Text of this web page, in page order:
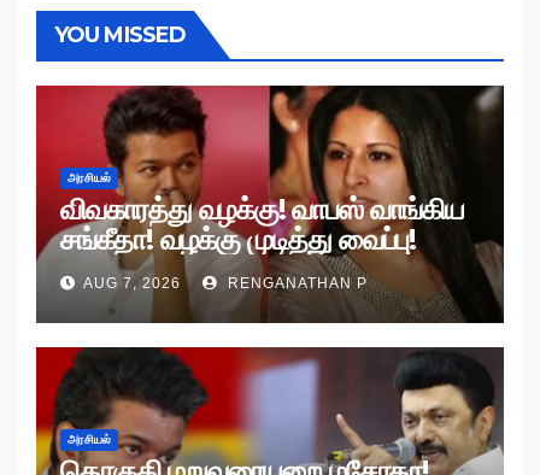
YOU MISSED
அரசியல்
விவகாரத்து வழக்கு! வாபஸ் வாங்கிய
சங்கீதா! வழக்கு முடித்து வைப்பு!
AUG 7, 2026 RENGANATHAN P
அரசியல்